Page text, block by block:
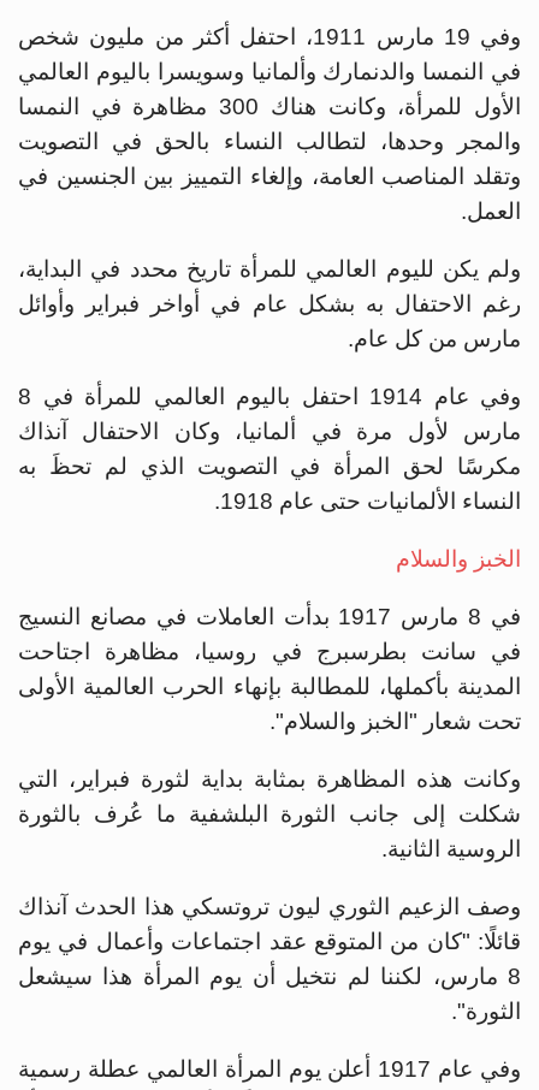
وفي 19 مارس 1911، احتفل أكثر من مليون شخص
في النمسا والدنمارك وألمانيا ‏وسويسرا باليوم العالمي
الأول للمرأة، وكانت هناك 300 مظاهرة في النمسا
والمجر وحدها، لتطالب النساء بالحق في التصويت
وتقلد المناصب العامة، وإلغاء التمييز بين الجنسين ‏في
العمل.‏
ولم يكن لليوم العالمي للمرأة تاريخ محدد في البداية،
رغم الاحتفال به بشكل عام في أواخر فبراير وأوائل
مارس من كل عام.
وفي عام 1914 احتفل باليوم العالمي للمرأة في 8
مارس لأول مرة في ألمانيا، وكان الاحتفال آنذاك
مكرسًا لحق المرأة في التصويت الذي لم تحظَ به
النساء الألمانيات حتى ‏عام 1918.
الخبز والسلام
في 8 مارس 1917 بدأت العاملات في مصانع النسيج
في سانت بطرسبرج في روسيا، مظاهرة اجتاحت
‏المدينة بأكملها، للمطالبة بإنهاء الحرب العالمية الأولى
تحت شعار "الخبز والسلام".
وكانت هذه المظاهرة بمثابة بداية لثورة فبراير، التي
شكلت إلى جانب الثورة ‏البلشفية ما عُرف بالثورة
الروسية الثانية.
وصف الزعيم الثوري ليون تروتسكي هذا الحدث آنذاك
قائلًا: "كان من ‏المتوقع عقد اجتماعات وأعمال في يوم
8 مارس، لكننا لم نتخيل أن يوم المرأة ‏‏هذا سيشعل
الثورة".
وفي عام 1917 أعلن يوم المرأة العالمي عطلة رسمية